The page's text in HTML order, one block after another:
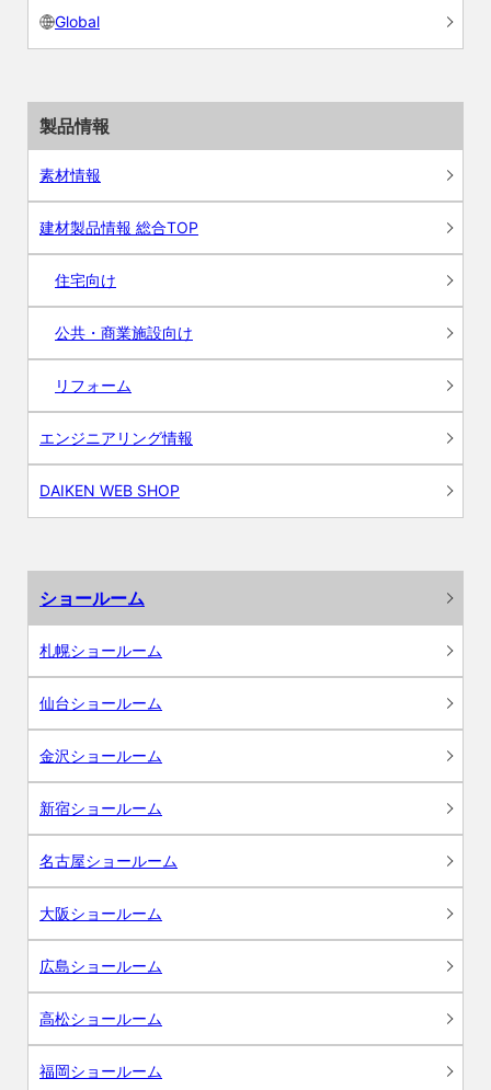
Global
製品情報
素材情報
建材製品情報 総合TOP
住宅向け
公共・商業施設向け
リフォーム
エンジニアリング情報
DAIKEN WEB SHOP
ショールーム
札幌ショールーム
仙台ショールーム
金沢ショールーム
新宿ショールーム
名古屋ショールーム
大阪ショールーム
広島ショールーム
高松ショールーム
福岡ショールーム